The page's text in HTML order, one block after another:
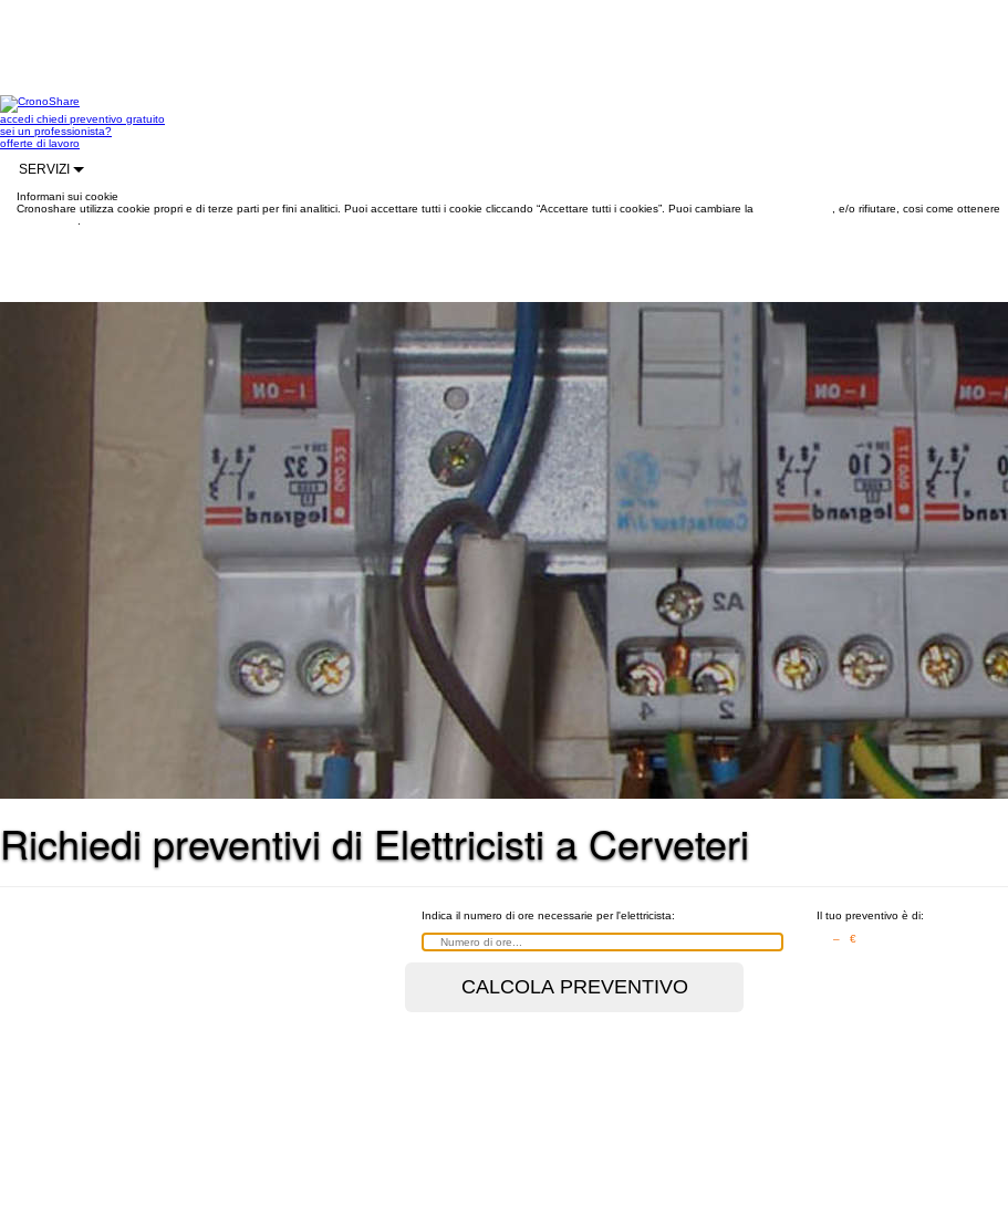
accedi chiedi preventivo gratuito
sei un professionista?
offerte di lavoro
SERVIZI
Informani sui cookie
Cronoshare utilizza cookie propri e di terze parti per fini analitici. Puoi accettare tutti i cookie cliccando “Accettare tutti i cookies”. Puoi cambiare la
, e/o rifiutare, cosi come ottenere
Richiedi preventivi di Elettricisti a Cerveteri
Indica il numero di ore necessarie per l'elettricista:
Il tuo preventivo è di:
– €